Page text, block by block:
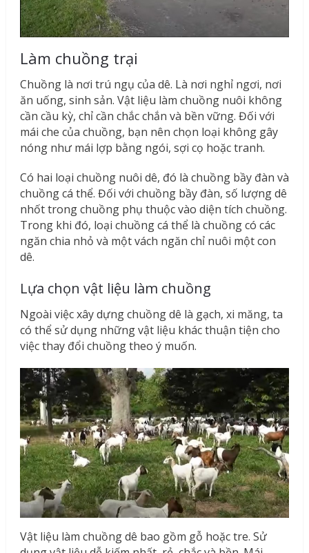
Làm chuồng trại
Chuồng là nơi trú ngụ của dê. Là nơi nghỉ ngơi, nơi
ăn uống, sinh sản. Vật liệu làm chuồng nuôi không
cần cầu kỳ, chỉ cần chắc chắn và bền vững. Đối với
mái che của chuồng, bạn nên chọn loại không gây
nóng như mái lợp bằng ngói, sợi cọ hoặc tranh.
Có hai loại chuồng nuôi dê, đó là chuồng bầy đàn và
chuồng cá thể. Đối với chuồng bầy đàn, số lượng dê
nhốt trong chuồng phụ thuộc vào diện tích chuồng.
Trong khi đó, loại chuồng cá thể là chuồng có các
ngăn chia nhỏ và một vách ngăn chỉ nuôi một con
dê.
Lựa chọn vật liệu làm chuồng
Ngoài việc xây dựng chuồng dê là gạch, xi măng, ta
có thể sử dụng những vật liệu khác thuận tiện cho
việc thay đổi chuồng theo ý muốn.
Vật liệu làm chuồng dê bao gồm gỗ hoặc tre. Sử